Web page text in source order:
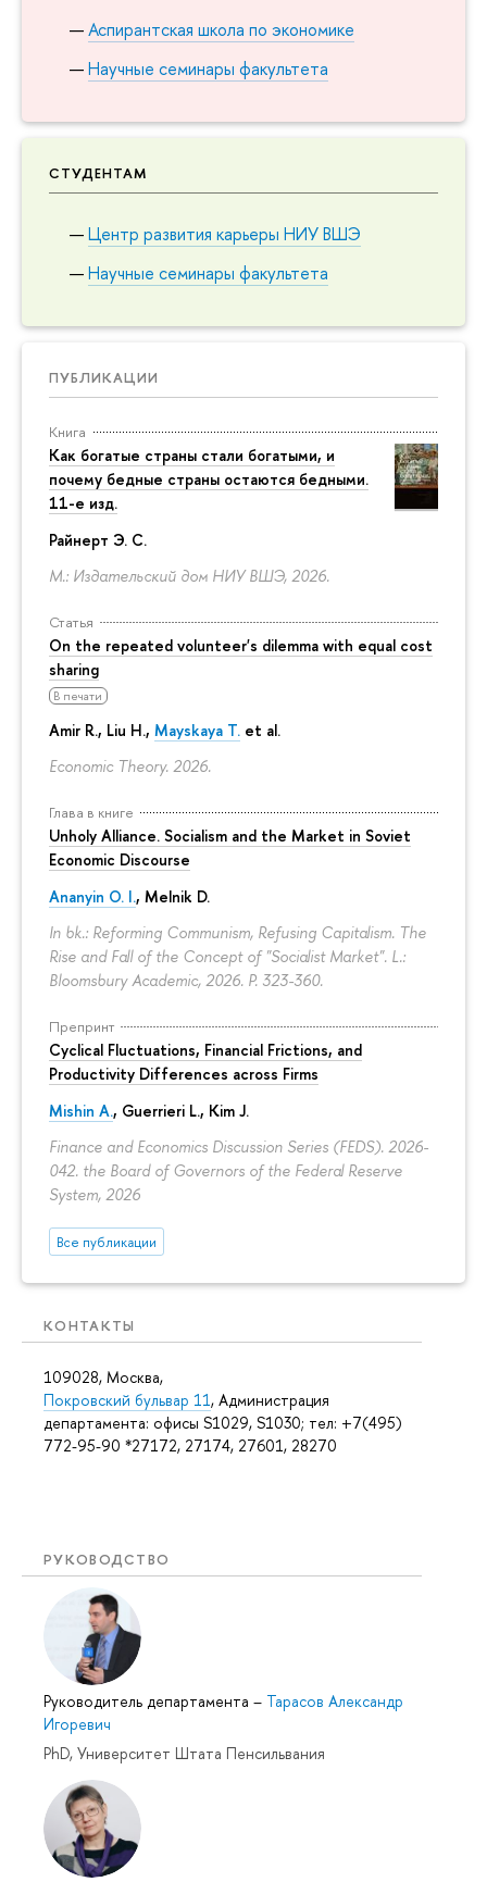
Аспирантская школа по экономике
Научные семинары факультета
СТУДЕНТАМ
Центр развития карьеры НИУ ВШЭ
Научные семинары факультета
ПУБЛИКАЦИИ
Книга
Как богатые страны стали богатыми, и
почему бедные страны остаются бедными.
11-е изд.
Райнерт Э. С.
М.: Издательский дом НИУ ВШЭ, 2026.
Статья
On the repeated volunteer's dilemma with equal cost
sharing
В печати
Amir R., Liu H., Mayskaya T. et al.
Economic Theory. 2026.
Глава в книге
Unholy Alliance. Socialism and the Market in Soviet
Economic Discourse
Ananyin O. I., Melnik D.
In bk.: Reforming Communism, Refusing Capitalism. The
Rise and Fall of the Concept of "Socialist Market". L.:
Bloomsbury Academic, 2026. P. 323-360.
Препринт
Cyclical Fluctuations, Financial Frictions, and
Productivity Differences across Firms
Mishin A., Guerrieri L., Kim J.
Finance and Economics Discussion Series (FEDS). 2026-
042. the Board of Governors of the Federal Reserve
System, 2026
Все публикации
КОНТАКТЫ
109028, Москва,
Покровский бульвар 11, Администрация
департамента: офисы S1029, S1030; тел: +7(495)
772-95-90 *27172, 27174, 27601, 28270
РУКОВОДСТВО
Руководитель департамента – Тарасов Александр
Игоревич
PhD, Университет Штата Пенсильвания